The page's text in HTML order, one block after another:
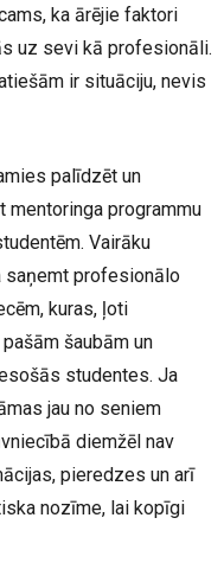
ka ārējie faktori
uz sevi kā profesionāli.
ir situāciju, nevis
palīdzēt un
mentoringa programmu
Vairāku
saņemt profesionālo
kuras, ļoti
šaubām un
studentes. Ja
jau no seniem
diemžēl nav
pieredzes un arī
nozīme, lai kopīgi